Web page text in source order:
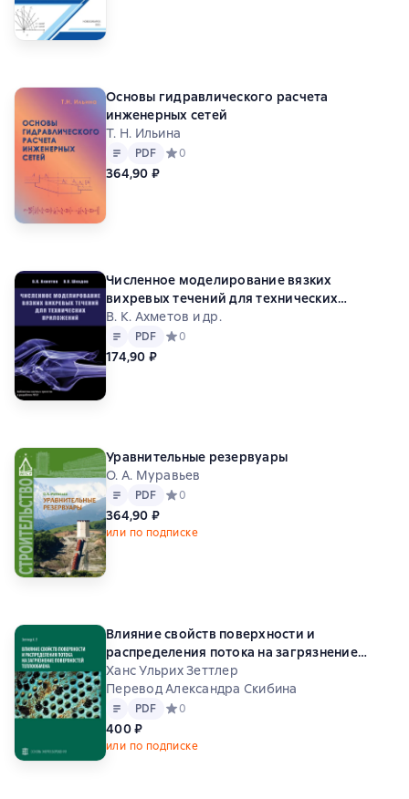
Основы гидравлического расчета
инженерных сетей
Т. Н. Ильина
Текст PDF
PDF Средний рейтинг 0 на основе 0 оценок
0
364,90 ₽
Численное моделирование вязких
вихревых течений для технических
приложений
В. К. Ахметов и др.
Текст PDF
PDF Средний рейтинг 0 на основе 0 оценок
0
174,90 ₽
Уравнительные резервуары
О. А. Муравьев
Текст PDF
PDF Средний рейтинг 0 на основе 0 оценок
0
364,90 ₽
или по подписке
Влияние свойств поверхности и
распределения потока на загрязнение
поверхностей теплообмена
Ханс Ульрих Зеттлер
Перевод Александра Скибина
Текст PDF
PDF Средний рейтинг 0 на основе 0 оценок
0
400 ₽
или по подписке